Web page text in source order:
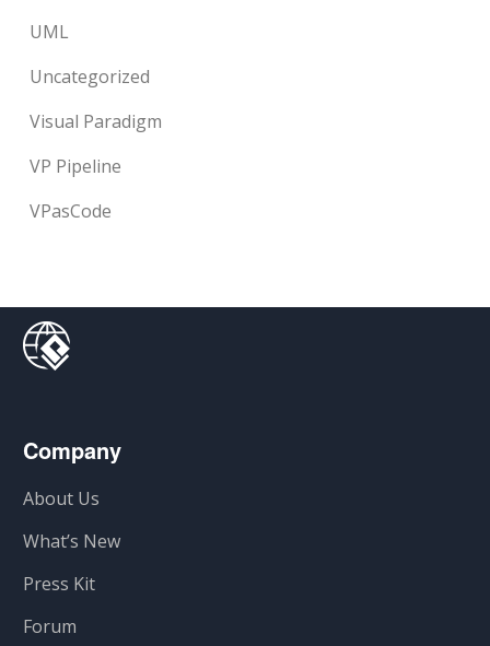
UML
Uncategorized
Visual Paradigm
VP Pipeline
VPasCode
Company
About Us
What’s New
Press Kit
Forum